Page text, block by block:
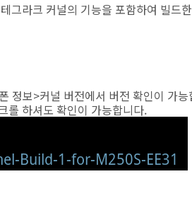
그라크 커널의 기능을 포함하여 빌드
정보>커널 버전에서 버전 확인이 가
롤 하셔도 확인이 가능합니다.